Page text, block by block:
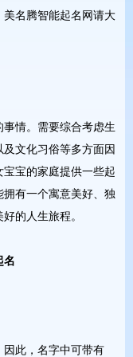
名腾智能起名网请大
情。需要综合考虑生
文化习俗等多方面因
宝的家庭提供一些起
有一个寓意美好、独
的人生旅程。
名
此，名字中可带有